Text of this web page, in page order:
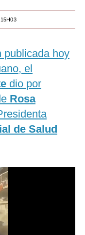
publicada hoy
el
dio por
Rosa
de Salud